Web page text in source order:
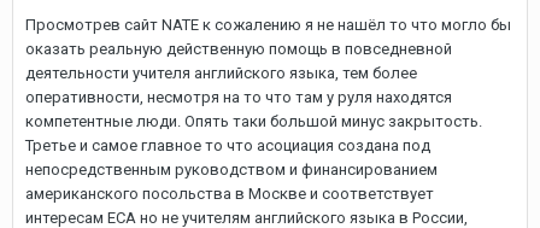
Просмотрев сайт NATE к сожалению я не нашёл то что могло бы
оказать реальную действенную помощь в повседневной
деятельности учителя английского языка, тем более
оперативности, несмотря на то что там у руля находятся
компетентные люди. Опять таки большой минус закрытость.
Третье и самое главное то что асоциация создана под
непосредственным руководством и финансированием
американского посольства в Москве и соответствует
интересам ECA но не учителям английского языка в России,